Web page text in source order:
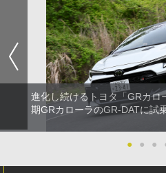
進化し続けるトヨタ「GRカロ
期GRカローラのGR-DATに試
● ● ●